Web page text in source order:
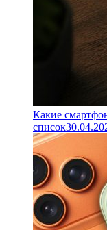
Какие
список